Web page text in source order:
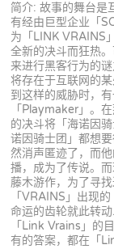
简介: 故事的舞台是
有经由巨型企业「
为「LINK VRAINS
全新的决斗而狂热
来进行黑客行为的
将存在于互联网的
到这样的威胁时，
「Playmaker」。
的决斗将「海诺因
诺因骑士团」都想
然消声匿迹了，而
播，成为了传说。
藤木游作，为了寻
「VRAINS」出现
命运的齿轮就此转
「Link Vrains」的
有的答案，都在「